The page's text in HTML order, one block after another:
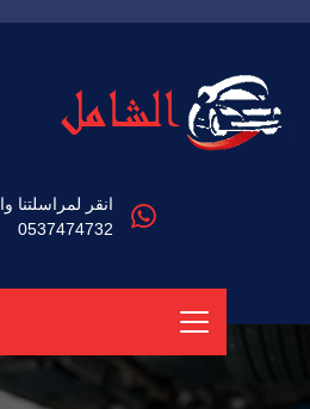
انقر لمراسلتنا
0537474732